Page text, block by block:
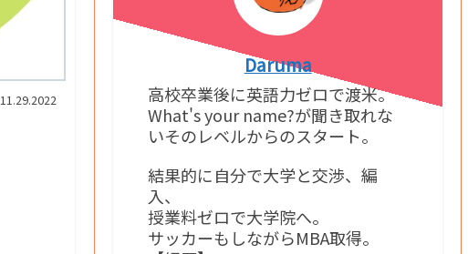
11.29.2022
Daruma
高校卒業後に英語力ゼロで渡米。
What's your name?が聞き取れな
いそのレベルからのスタート。
結果的に自分で大学と交渉、編
入、
授業料ゼロで大学院へ。
サッカーもしながらMBA取得。